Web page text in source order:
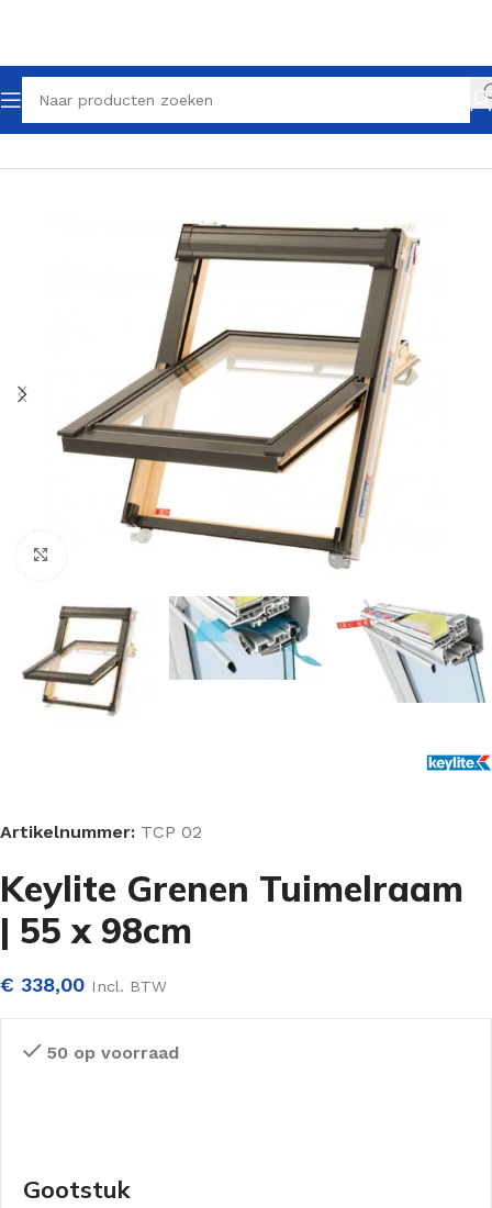
Home Dakramen Tuimelramen Grenen tuimelramen
Artikelnummer: TCP 02
Keylite Grenen Tuimelraam
| 55 x 98cm
€ 338,00 Incl. BTW
50 op voorraad
Gootstuk